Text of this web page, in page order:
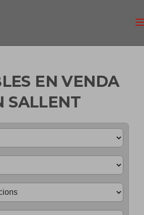
EN VENDA
SALLENT